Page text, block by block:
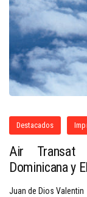
Destacados
Air Transat
Dominicana y
Juan de Dios Valentin